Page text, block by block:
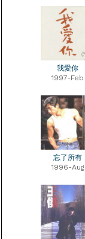
我愛你
1997-Feb
忘了所有
1996-Aug